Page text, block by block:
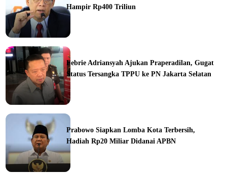
Hampir Rp400 Triliun
Febrie Adriansyah Ajukan Praperadilan, Gugat
Status Tersangka TPPU ke PN Jakarta Selatan
Prabowo Siapkan Lomba Kota Terbersih,
Hadiah Rp20 Miliar Didanai APBN